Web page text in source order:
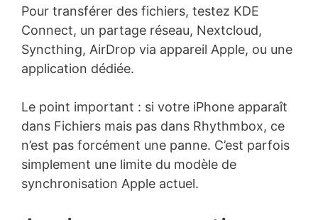
Pour transférer des fichiers, testez KDE
Connect, un partage réseau, Nextcloud,
Syncthing, AirDrop via appareil Apple, ou une
application dédiée.
Le point important : si votre iPhone apparaît
dans Fichiers mais pas dans Rhythmbox, ce
n’est pas forcément une panne. C’est parfois
simplement une limite du modèle de
synchronisation Apple actuel.